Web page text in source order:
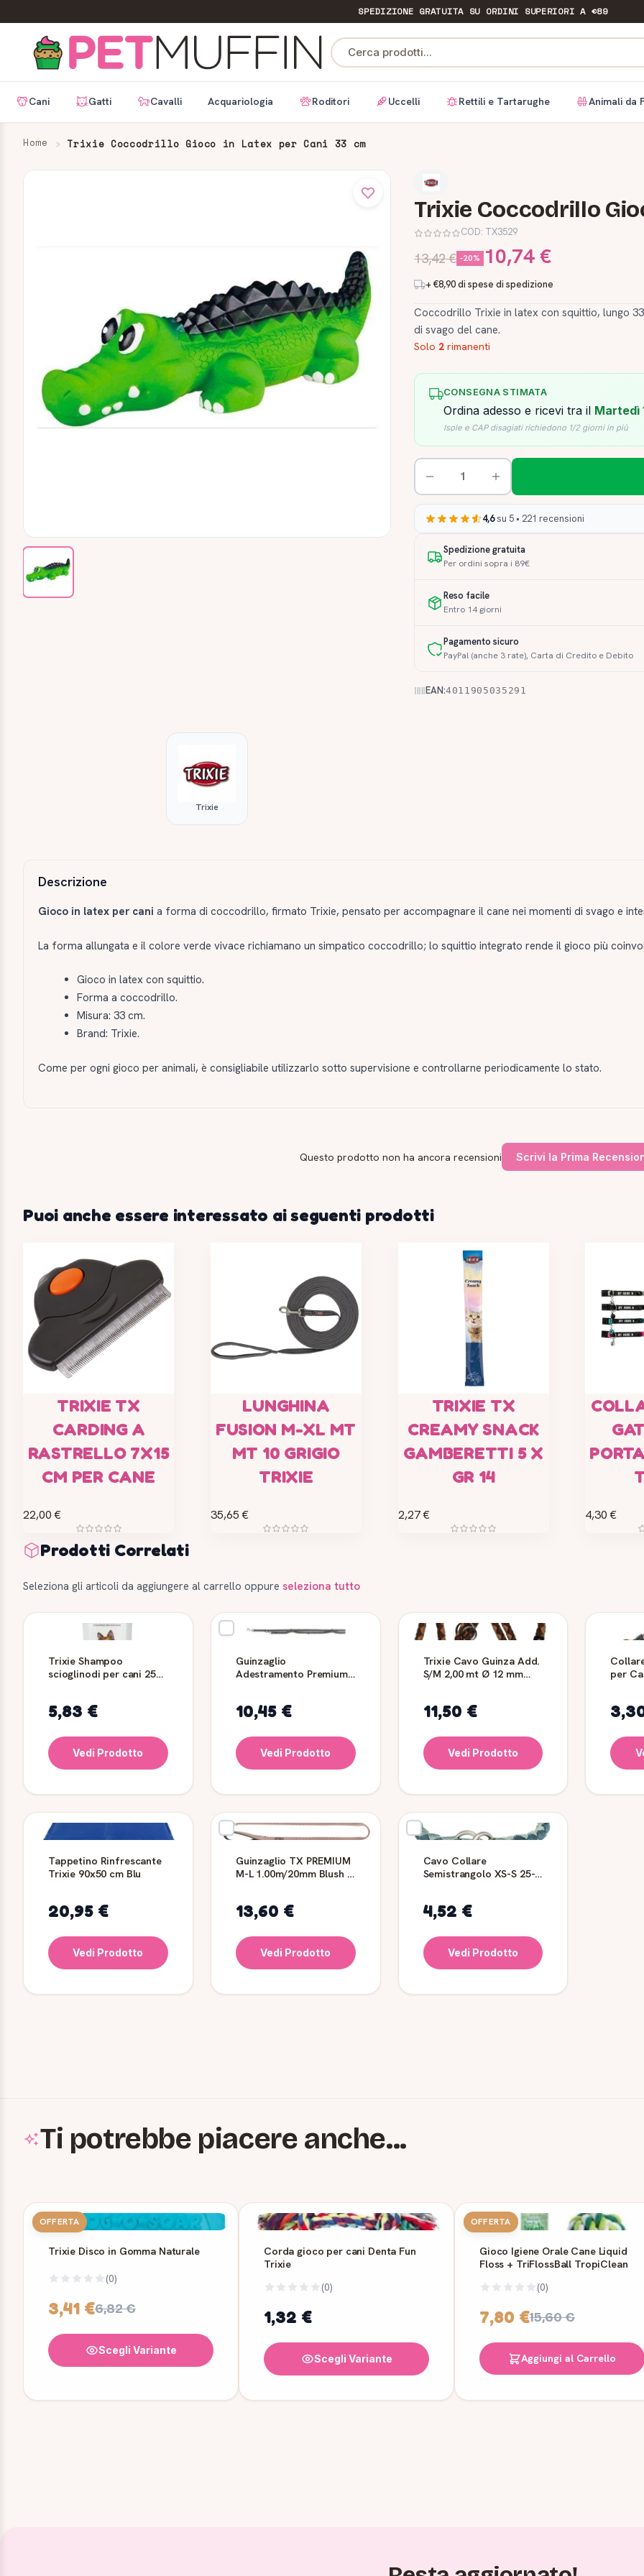
SPEDIZIONE GRATUITASU ORDINI SUPERIORI A €89
Cerca prodotti...
Cani Gatti Cavalli Acquariologia Roditori Uccelli Rettili e Tartarughe Animali da
Home Trixie Coccodrillo Gioco in Latex per Cani 33 cm
Trixie Coccodrillo
COD: TX3529
13,42 € -20% 10,74 €
+ €8,90 di spese di spedizione
Coccodrillo Trixie in latex con squittio, lungo
di svago del cane.
Solo 2 rimanenti
CONSEGNA STIMATA
Ordina adesso e ricevi tra il Martedì
Isole e CAP disagiati richiedono 1/2 giorni in più
4,6su 5 • 221 recensioni
Spedizione gratuita
Per ordini sopra i 89€
Reso facile
Entro 14 giorni
Pagamento sicuro
PayPal (anche 3 rate), Carta di Credito e Debito
EAN:4011905035291
Trixie
Descrizione
Gioco in latex per cani a forma di coccodrillo, firmato Trixie, pensato per accompagnare il cane nei momenti di svago e
La forma allungata e il colore verde vivace richiamano un simpatico coccodrillo; lo squittio integrato rende il gioco più
Gioco in latex con squittio.
Forma a coccodrillo.
Misura: 33 cm.
Brand: Trixie.
Come per ogni gioco per animali, è consigliabile utilizzarlo sotto supervisione e controllarne periodicamente lo stato.
Questo prodotto non ha ancora recensioni Scrivi la Prima
Puoi anche essere interessato ai seguenti prodotti
TRIXIE TX
CARDING A
RASTRELLO 7X15
CM PER CANE
22,00 €
LUNGHINA
FUSION M-XL MT
MT 10 GRIGIO
TRIXIE
35,65 €
TRIXIE TX
CREAMY SNACK
GAMBERETTI 5 X
GR 14
2,27 € 4,30 €
Prodotti Correlati
Seleziona gli articoli da aggiungere al carrello oppure seleziona tutto
Trixie Shampoo
scioglinodi per cani 250
5,83 €
Vedi Prodotto
Guinzaglio
Adestramento Premium
10,45 €
Vedi Prodotto
Trixie Cavo Guinza Add.
S/M 2,00 mt Ø 12 mm
11,50 €
Vedi Prodotto
per
Tappetino Rinfrescante
Trixie 90x50 cm Blu
20,95 €
Vedi Prodotto
Guinzaglio TX PREMIUM
M-L 1.00m/20mm Blush -
13,60 €
Vedi Prodotto
Cavo Collare
Semistrangolo XS-S 25-
4,52 €
Vedi Prodotto
Ti potrebbe piacere anche...
OFFERTA
Trixie Disco in Gomma Naturale
(0)
3,41 €6,82 €
Scegli Variante
Corda gioco per cani Denta Fun
Trixie
(0)
1,32 €
Scegli Variante
OFFERTA
Gioco Igiene Orale Cane Liquid
Floss + TriFlossBall TropiClean
(0)
7,80 €15,60 €
Aggiungi al Carrello